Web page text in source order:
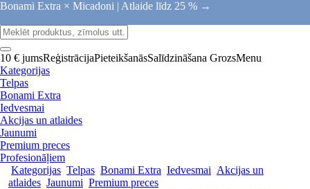
Bonami Extra × Micadoni | Atlaide līdz 25 % →
10 € jumsReģistrācijaPieteikšanāsSalīdzināšana GrozsMenu
Kategorijas
Telpas
Bonami Extra
Iedvesmai
Akcijas un atlaides
Jaunumi
Premium preces
Profesionāļiem
Kategorijas Telpas Bonami Extra Iedvesmai Akcijas un
atlaides Jaunumi Premium preces